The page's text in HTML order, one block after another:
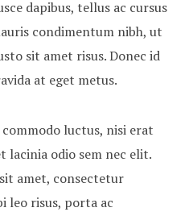
dapibus, tellus ac cursus
condimentum nibh, ut
sit amet risus. Donec id
at eget metus.
luctus, nisi erat
odio sem nec elit.
amet, consectetur
leo risus, porta ac